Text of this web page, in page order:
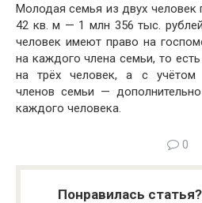
Молодая семья из двух человек
42 кв. м — 1 млн 356 тыс.
человек имеют право на
на каждого члена семьи, то
на трёх человек, а с учётом
членов семьи —
каждого человека.
0
Понравилась